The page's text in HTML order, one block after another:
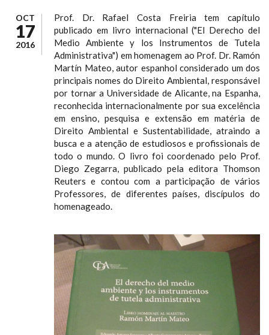
OCT
17
2016
Prof. Dr. Rafael Costa Freiria tem capítulo
publicado em livro internacional ("El Derecho del
Medio Ambiente y los Instrumentos de Tutela
Administrativa") em homenagem ao Prof. Dr. Ramón
Martín Mateo, autor espanhol considerado um dos
principais nomes do Direito Ambiental, responsável
por tornar a Universidade de Alicante, na Espanha,
reconhecida internacionalmente por sua excelência
em ensino, pesquisa e extensão em matéria de
Direito Ambiental e Sustentabilidade, atraindo a
busca e a atenção de estudiosos e profissionais de
todo o mundo. O livro foi coordenado pelo Prof.
Diego Zegarra, publicado pela editora Thomson
Reuters e contou com a participação de vários
Professores, de diferentes países, discípulos do
homenageado.